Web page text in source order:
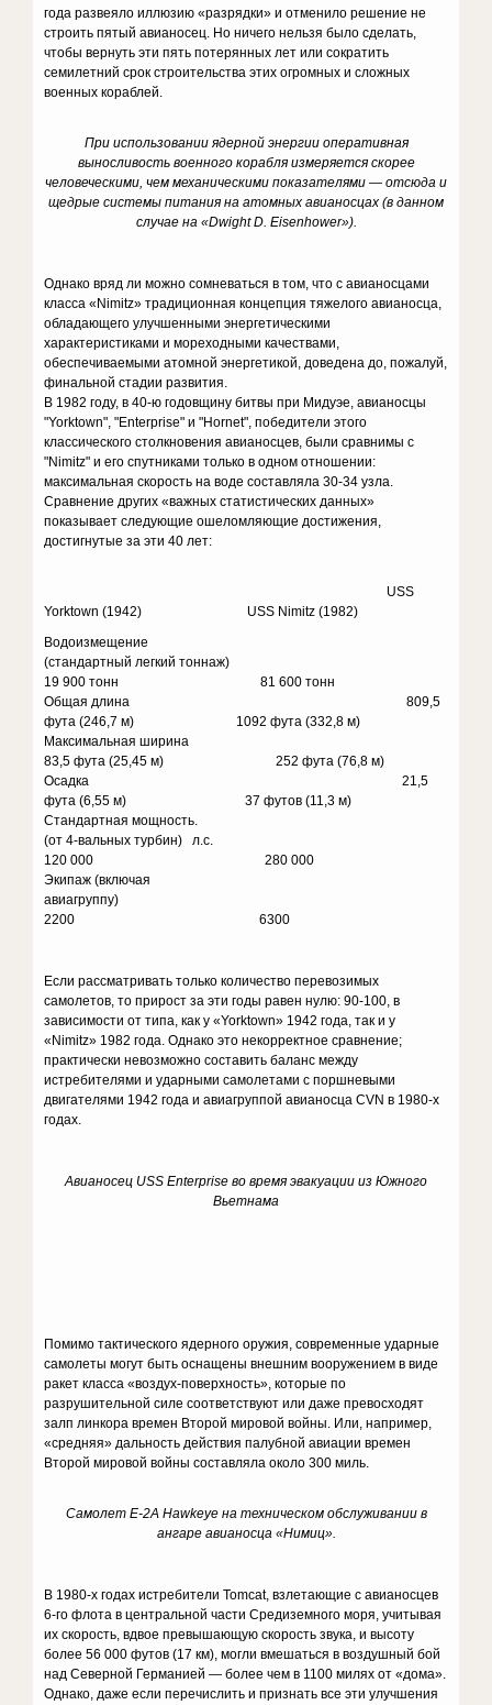
года развеяло иллюзию «разрядки» и отменило решение не
строить пятый авианосец. Но ничего нельзя было сделать,
чтобы вернуть эти пять потерянных лет или сократить
семилетний срок строительства этих огромных и сложных
военных кораблей.
При использовании ядерной энергии оперативная
выносливость военного корабля измеряется скорее
человеческими, чем механическими показателями — отсюда и
щедрые системы питания на атомных авианосцах (в данном
случае на «Dwight D. Eisenhower»).
Однако вряд ли можно сомневаться в том, что с авианосцами
класса «Nimitz» традиционная концепция тяжелого авианосца,
обладающего улучшенными энергетическими
характеристиками и мореходными качествами,
обеспечиваемыми атомной энергетикой, доведена до, пожалуй,
финальной стадии развития.
В 1982 году, в 40-ю годовщину битвы при Мидуэе, авианосцы
"Yorktown", "Enterprise" и "Hornet", победители этого
классического столкновения авианосцев, были сравнимы с
"Nimitz" и его спутниками только в одном отношении:
максимальная скорость на воде составляла 30-34 узла.
Сравнение других «важных статистических данных»
показывает следующие ошеломляющие достижения,
достигнутые за эти 40 лет:
USS
Yorktown (1942) USS Nimitz (1982)
Водоизмещение
(стандартный легкий тоннаж)
19 900 тонн 81 600 тонн
Общая длина 809,5
фута (246,7 м) 1092 фута (332,8 м)
Максимальная ширина
83,5 фута (25,45 м) 252 фута (76,8 м)
Осадка 21,5
фута (6,55 м) 37 футов (11,3 м)
Стандартная мощность.
(от 4-вальных турбин) л.с.
120 000 280 000
Экипаж (включая
авиагруппу)
2200 6300
Если рассматривать только количество перевозимых
самолетов, то прирост за эти годы равен нулю: 90-100, в
зависимости от типа, как у «Yorktown» 1942 года, так и у
«Nimitz» 1982 года. Однако это некорректное сравнение;
практически невозможно составить баланс между
истребителями и ударными самолетами с поршневыми
двигателями 1942 года и авиагруппой авианосца CVN в 1980-х
годах.
Авианосец USS Enterprise во время эвакуации из Южного
Вьетнама
Помимо тактического ядерного оружия, современные ударные
самолеты могут быть оснащены внешним вооружением в виде
ракет класса «воздух-поверхность», которые по
разрушительной силе соответствуют или даже превосходят
залп линкора времен Второй мировой войны. Или, например,
«средняя» дальность действия палубной авиации времен
Второй мировой войны составляла около 300 миль.
Самолет E-2A Hawkeye на техническом обслуживании в
ангаре авианосца «Нимиц».
В 1980-х годах истребители Tomcat, взлетающие с авианосцев
6-го флота в центральной части Средиземного моря, учитывая
их скорость, вдвое превышающую скорость звука, и высоту
более 56 000 футов (17 км), могли вмешаться в воздушный бой
над Северной Германией — более чем в 1100 милях от «дома».
Однако, даже если перечислить и признать все эти улучшения